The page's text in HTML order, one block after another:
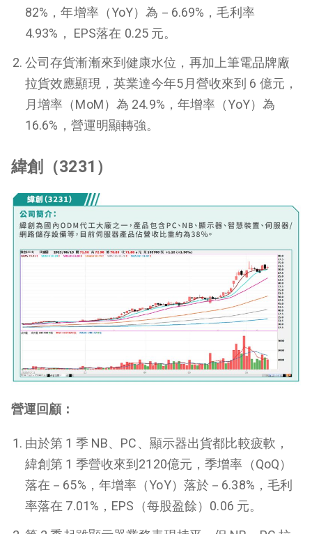
82%，年增率（YoY）為－6.69%，毛利率
4.93%， EPS落在 0.25 元。
公司存貨漸漸來到健康水位，再加上筆電品牌廠
拉貨效應顯現，英業達今年5月營收來到 6 億元，
月增率（MoM）為 24.9%，年增率（YoY）為
16.6%，營運明顯轉強。
緯創（3231）
營運回顧：
由於第 1 季 NB、PC、顯示器出貨都比較疲軟，
緯創第 1 季營收來到2120億元，季增率（QoQ）
落在－65%，年增率（YoY）落於－6.38%，毛利
率落在 7.01%，EPS（每股盈餘）0.06 元。